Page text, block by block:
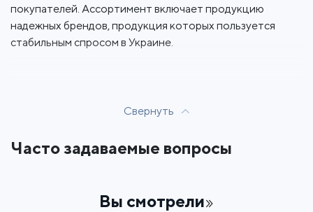
покупателей. Ассортимент включает продукцию
надежных брендов, продукция которых пользуется
стабильным спросом в Украине.
Свернуть
Часто задаваемые вопросы
Вы смотрели